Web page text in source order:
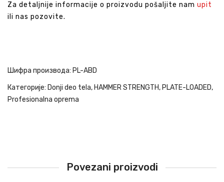
Za detaljnije informacije o proizvodu pošaljite nam upit
ili nas pozovite.
Шифра производа: PL-ABD
Категорије: Donji deo tela, HAMMER STRENGTH, PLATE-LOADED,
Profesionalna oprema
Povezani proizvodi